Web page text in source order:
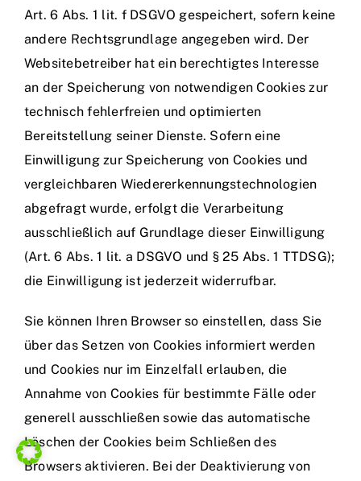
Art. 6 Abs. 1 lit. f DSGVO gespeichert, sofern keine
andere Rechtsgrundlage angegeben wird. Der
Websitebetreiber hat ein berechtigtes Interesse
an der Speicherung von notwendigen Cookies zur
technisch fehlerfreien und optimierten
Bereitstellung seiner Dienste. Sofern eine
Einwilligung zur Speicherung von Cookies und
vergleichbaren Wiedererkennungstechnologien
abgefragt wurde, erfolgt die Verarbeitung
ausschließlich auf Grundlage dieser Einwilligung
(Art. 6 Abs. 1 lit. a DSGVO und § 25 Abs. 1 TTDSG);
die Einwilligung ist jederzeit widerrufbar.
Sie können Ihren Browser so einstellen, dass Sie
über das Setzen von Cookies informiert werden
und Cookies nur im Einzelfall erlauben, die
Annahme von Cookies für bestimmte Fälle oder
generell ausschließen sowie das automatische
Löschen der Cookies beim Schließen des
Browsers aktivieren. Bei der Deaktivierung von